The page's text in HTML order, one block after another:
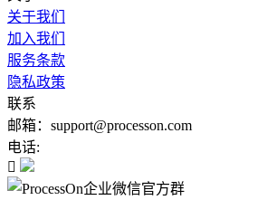
关于我们
加入我们
服务条款
隐私政策
联系
邮箱：support@processon.com
电话:
